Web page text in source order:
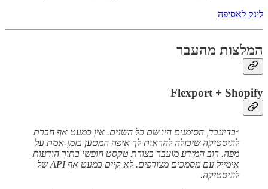
לינק לאסיפה
המלצות מהעבר
Flexport + Shopify
״בדיעבד, הסימנים היו שם כל השנים. אין כמעט אף חברת
לוגיסטיקה שיכולה להראות לך איפה המטען בזמן-אמת על
מפה. רוב המידע מועבר בצורת טקסט חופשי בתוך הודעות
אימייל עם מסמכים מצורפים. לא
קיים כמעט אף API של
לוגיסטיקה.